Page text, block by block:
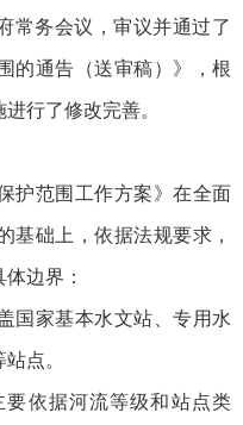
务会议，审议并通过了
的通告（送审稿）》，根
行了修改完善。
范围工作方案》在全面
基础上，依据法规要求，
边界：
家基本水文站、专用水
点。
依据河流等级和站点类